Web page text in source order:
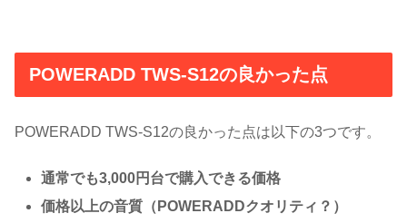
POWERADD TWS-S12の良かった点
POWERADD TWS-S12の良かった点は以下の3つです。
通常でも3,000円台で購入できる価格
価格以上の音質（POWERADDクオリティ？）